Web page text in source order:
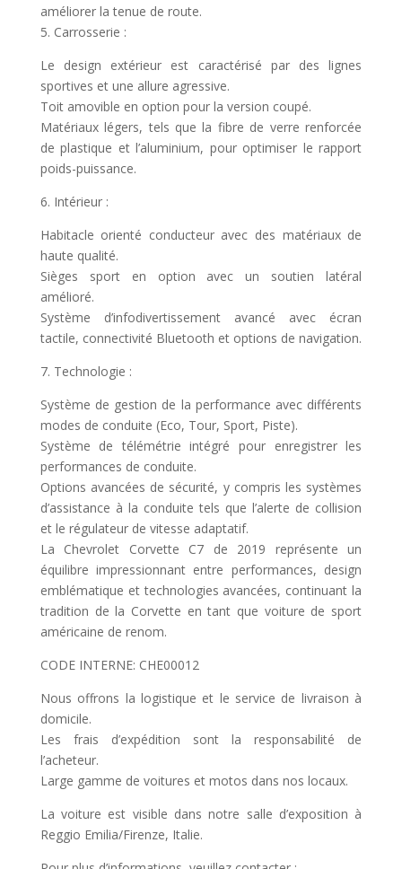
améliorer la tenue de route.
5. Carrosserie :
Le design extérieur est caractérisé par des lignes
sportives et une allure agressive.
Toit amovible en option pour la version coupé.
Matériaux légers, tels que la fibre de verre renforcée
de plastique et l’aluminium, pour optimiser le rapport
poids-puissance.
6. Intérieur :
Habitacle orienté conducteur avec des matériaux de
haute qualité.
Sièges sport en option avec un soutien latéral
amélioré.
Système d’infodivertissement avancé avec écran
tactile, connectivité Bluetooth et options de navigation.
7. Technologie :
Système de gestion de la performance avec différents
modes de conduite (Eco, Tour, Sport, Piste).
Système de télémétrie intégré pour enregistrer les
performances de conduite.
Options avancées de sécurité, y compris les systèmes
d’assistance à la conduite tels que l’alerte de collision
et le régulateur de vitesse adaptatif.
La Chevrolet Corvette C7 de 2019 représente un
équilibre impressionnant entre performances, design
emblématique et technologies avancées, continuant la
tradition de la Corvette en tant que voiture de sport
américaine de renom.
CODE INTERNE: CHE00012
Nous offrons la logistique et le service de livraison à
domicile.
Les frais d’expédition sont la responsabilité de
l’acheteur.
Large gamme de voitures et motos dans nos locaux.
La voiture est visible dans notre salle d’exposition à
Reggio Emilia/Firenze, Italie.